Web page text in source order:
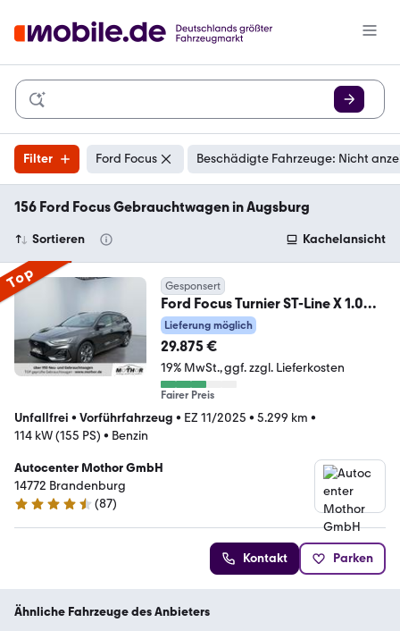
Filter Ford Focus Beschädigte Fahrzeuge: Nicht
156 Ford Focus Gebrauchtwagen in Augsburg
Sortieren Kachelansicht
Top Gesponsert
Ford Focus Turnier ST-Line X 1.0
EcoBoost Matrix LED
Lieferung möglich
29.875 €
19% MwSt. ggf. zzgl. Lieferkosten
Fairer Preis
Unfallfrei • Vorführfahrzeug • EZ 11/2025 • 5.299 km •
114 kW (155 PS) • Benzin
Autocenter Mothor GmbH
14772 Brandenburg
4.6 Sterne
(87)
Kontakt Parken
Ähnliche Fahrzeuge des Anbieters